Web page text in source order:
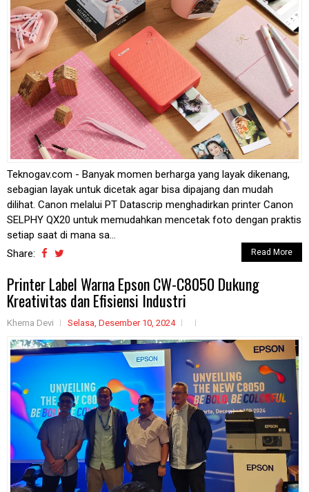
Teknogav.com - Banyak momen berharga yang layak dikenang,
sebagian layak untuk dicetak agar bisa dipajang dan mudah
dilihat. Canon melalui PT Datascrip menghadirkan printer Canon
SELPHY QX20 untuk memudahkan mencetak foto dengan praktis
setiap saat di mana sa...
Share:
Read More
Printer Label Warna Epson CW-C8050 Dukung
Kreativitas dan Efisiensi Industri
Khema Devi Selasa, Desember 10, 2024